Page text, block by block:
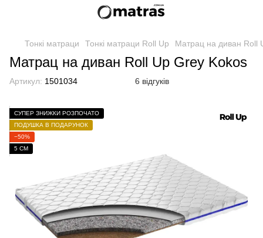
Тонкі матраци Тонкі матраци Roll Up Матрац на диван Roll
Матрац на диван Roll Up Grey Kokos
Артикул: 1501034 6 відгуків
СУПЕР ЗНИЖКИ РОЗПОЧАТО
ПОДУШКА В ПОДАРУНОК
−50%
5 СМ